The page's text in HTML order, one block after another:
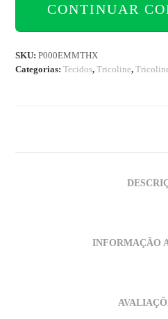
CONTINUAR
SKU:P000EMMTHX
Categorias:Tecidos,Tricoline,
INFORMAÇÃO